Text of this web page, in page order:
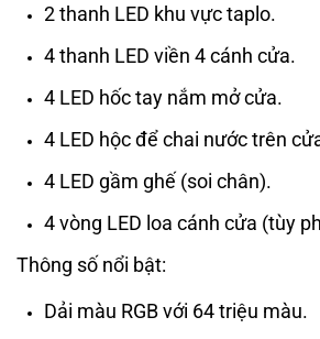
2 thanh LED khu vực taplo.
4 thanh LED viền 4 cánh cửa.
4 LED hốc tay nắm mở cửa.
4 LED hộc để chai nước trên
4 LED gầm ghế (soi chân).
4 vòng LED loa cánh cửa (tùy
Thông số nổi bật:
Dải màu RGB với 64 triệu màu.